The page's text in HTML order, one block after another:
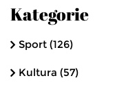
Kategorie
Sport (126)
Kultura (57)